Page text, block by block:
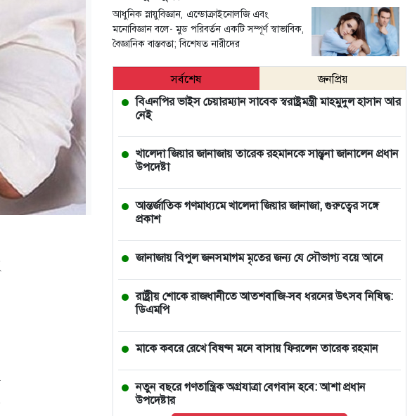
আধুনিক স্নায়ুবিজ্ঞান, এন্ডোক্রাইনোলজি এবং
মনোবিজ্ঞান বলে- মুড পরিবর্তন একটি সম্পূর্ণ স্বাভাবিক,
বৈজ্ঞানিক বাস্তবতা; বিশেষত নারীদের
সর্বশেষ
জনপ্রিয়
বিএনপির ভাইস চেয়ারম্যান সাবেক স্বরাষ্ট্রমন্ত্রী মাহমুদুল হাসান আর
নেই
খালেদা জিয়ার জানাজায় তারেক রহমানকে সান্ত্বনা জানালেন প্রধান
উপদেষ্টা
আন্তর্জাতিক গণমাধ্যমে খালেদা জিয়ার জানাজা, গুরুত্বের সঙ্গে
প্রকাশ
জানাজায় বিপুল জনসমাগম মৃতের জন্য যে সৌভাগ্য বয়ে আনে
রাষ্ট্রীয় শোকে রাজধানীতে আতশবাজি-সব ধরনের উৎসব নিষিদ্ধ:
ডিএমপি
মাকে কবরে রেখে বিষণ্ন মনে বাসায় ফিরলেন তারেক রহমান
নতুন বছরে গণতান্ত্রিক অগ্রযাত্রা বেগবান হবে: আশা প্রধান
উপদেষ্টার